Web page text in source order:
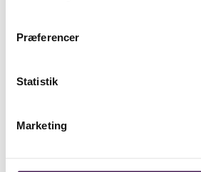
Præferencer
Statistik
Marketing